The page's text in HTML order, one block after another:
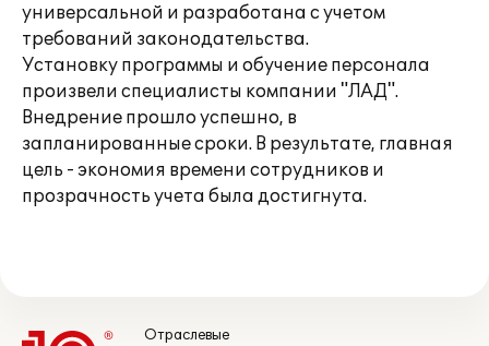
универсальной и разработана с учетом
требований законодательства.
Установку программы и обучение персонала
произвели специалисты компании "ЛАД".
Внедрение прошло успешно, в
запланированные сроки. В результате, главная
цель - экономия времени сотрудников и
прозрачность учета была достигнута.
Отраслевые